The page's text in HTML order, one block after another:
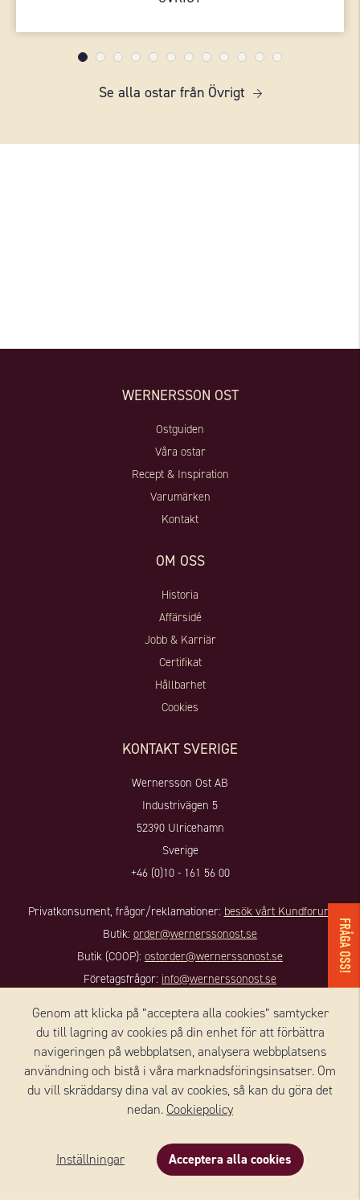
Genom att klicka på ”acceptera alla cookies” samtycker
du till lagring av cookies på din enhet för att förbättra
navigeringen på webbplatsen, analysera webbplatsens
användning och bistå i våra marknadsföringsinsatser. Om
du vill skräddarsy dina val av cookies, så kan du göra det
nedan.Cookiepolicy
Inställningar Acceptera alla cookies
Innehåll Om varumärket
Se alla ostar från Övrigt
FRÅGA OSS!
WERNERSSON OST
Ostguiden
Våra ostar
Recept & Inspiration
Varumärken
Kontakt
OM OSS
Historia
Affärsidé
Jobb & Karriär
Certifikat
Hållbarhet
Cookies
KONTAKT SVERIGE
Wernersson Ost AB
Industrivägen 5
52390 Ulricehamn
Sverige
+46 (0)10 - 161 56 00
Privatkonsument, frågor/reklamationer: besök vårt Kundforum
Butik: order@wernerssonost.se
Butik (COOP): ostorder@wernerssonost.se
Företagsfrågor: info@wernerssonost.se
KONTAKT DANMARK
Wernersson Ost Danmark A/S
Nørregade 8, 1, sal
4100 RINGSTED
+45 59 18 50 90